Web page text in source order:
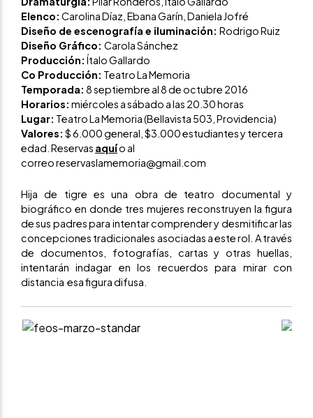
Elenco: Carolina Díaz, Ebana Garín, Daniela Jofré
Diseño de escenografía e iluminación: Rodrigo Ruiz
Diseño Gráfico: Carola Sánchez
Producción: Ítalo Gallardo
Co Producción: Teatro La Memoria
Temporada: 8 septiembre al 8 de octubre 2016
Horarios: miércoles a sábado a las 20.30 horas
Lugar: Teatro La Memoria (Bellavista 503, Providencia)
Valores: $ 6.000 general, $3.000 estudiantes y tercera
edad. Reservas aquío al
correo reservaslamemoria@gmail.com
Hija de tigre es una obra de teatro documental y
biográfico en donde tres mujeres reconstruyen la figura
de sus padres para intentar comprender y desmitificar las
concepciones tradicionales asociadas a este rol. A través
de documentos, fotografías, cartas y otras huellas,
intentarán indagar en los recuerdos para mirar con
distancia esa figura difusa.